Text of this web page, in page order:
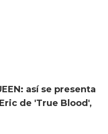
así se presenta
de 'True Blood',